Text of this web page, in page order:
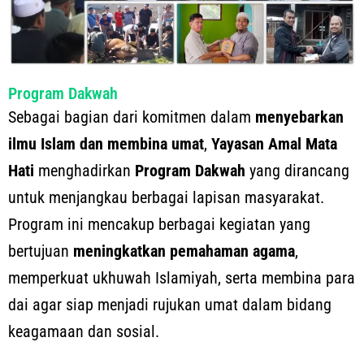
Program Dakwah
Sebagai bagian dari komitmen dalam menyebarkan
ilmu Islam dan membina umat, Yayasan Amal Mata
Hati menghadirkan Program Dakwah yang dirancang
untuk menjangkau berbagai lapisan masyarakat.
Program ini mencakup berbagai kegiatan yang
bertujuan meningkatkan pemahaman agama,
memperkuat ukhuwah Islamiyah, serta membina para
dai agar siap menjadi rujukan umat dalam bidang
keagamaan dan sosial.